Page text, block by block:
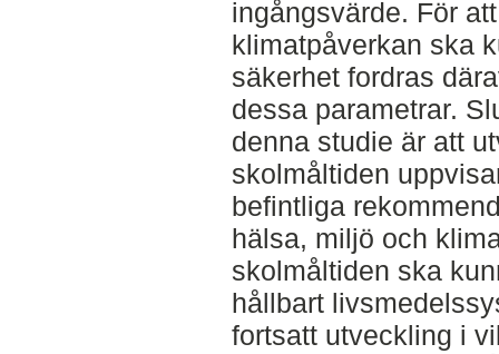
ingångsvärde. För
klimatpåverkan ska
säkerhet fordras
dessa parametrar.
denna studie är att
skolmåltiden
befintliga
hälsa, miljö och
skolmåltiden ska
hållbart
fortsatt utveckling i